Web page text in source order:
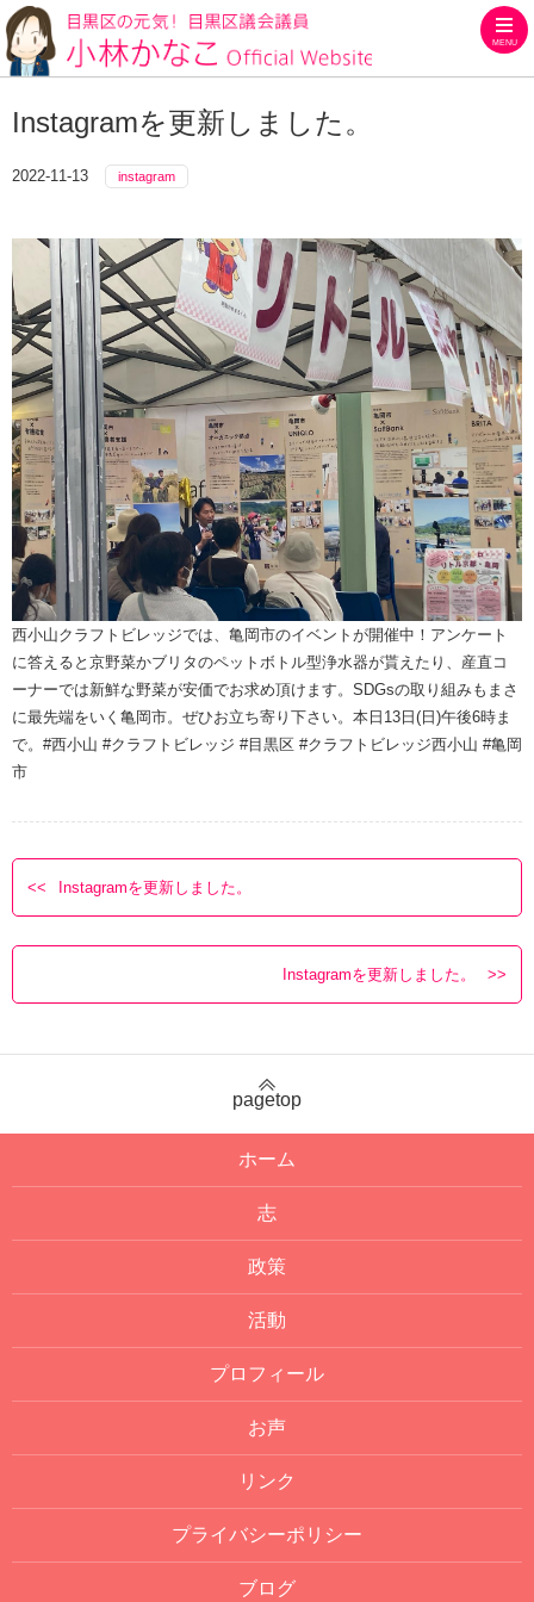
MENU
Instagramを更新しました。
2022-11-13 instagram
西小山クラフトビレッジでは、亀岡市のイベントが開催中！アンケート
に答えると京野菜かブリタのペットボトル型浄水器が貰えたり、産直コ
ーナーでは新鮮な野菜が安価でお求め頂けます。SDGsの取り組みもまさ
に最先端をいく亀岡市。ぜひお立ち寄り下さい。本日13日(日)午後6時ま
で。#西小山 #クラフトビレッジ #目黒区 #クラフトビレッジ西小山 #亀岡
市
Instagramを更新しました。
Instagramを更新しました。
pagetop
ホーム
志
政策
活動
プロフィール
お声
リンク
プライバシーポリシー
ブログ